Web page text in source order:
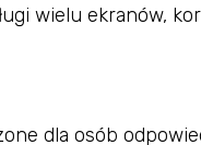
wielu ekranów,
dla osób